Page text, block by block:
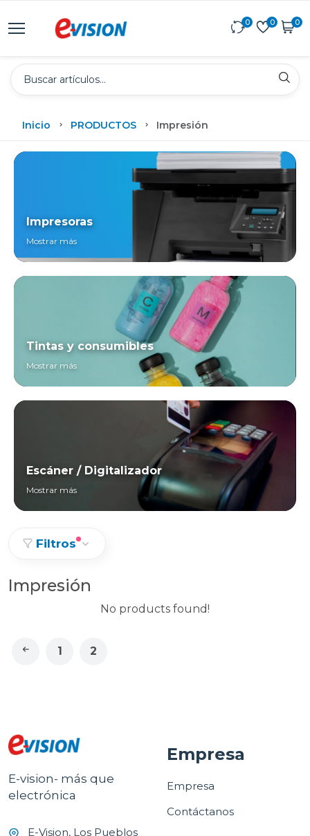
0 0 0
Inicio PRODUCTOS Impresión
Impresoras
Mostrar más
Tintas y consumibles
Mostrar más
Escáner / Digitalizador
Mostrar más
Filtros
Impresión
No products found!
1 2
E-vision- más que
electrónica
E-Vision, Los Pueblos
Empresa
Empresa
Contáctanos